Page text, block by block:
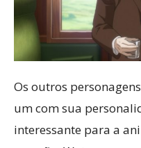
Os outros
um com sua
interessante para a